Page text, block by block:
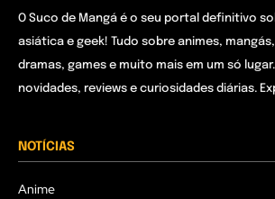
O Suco de Mangá é o seu portal definitivo
asiática e geek! Tudo sobre animes,
dramas, games e muito mais em um só
novidades, reviews e curiosidades diárias.
NOTÍCIAS
Anime